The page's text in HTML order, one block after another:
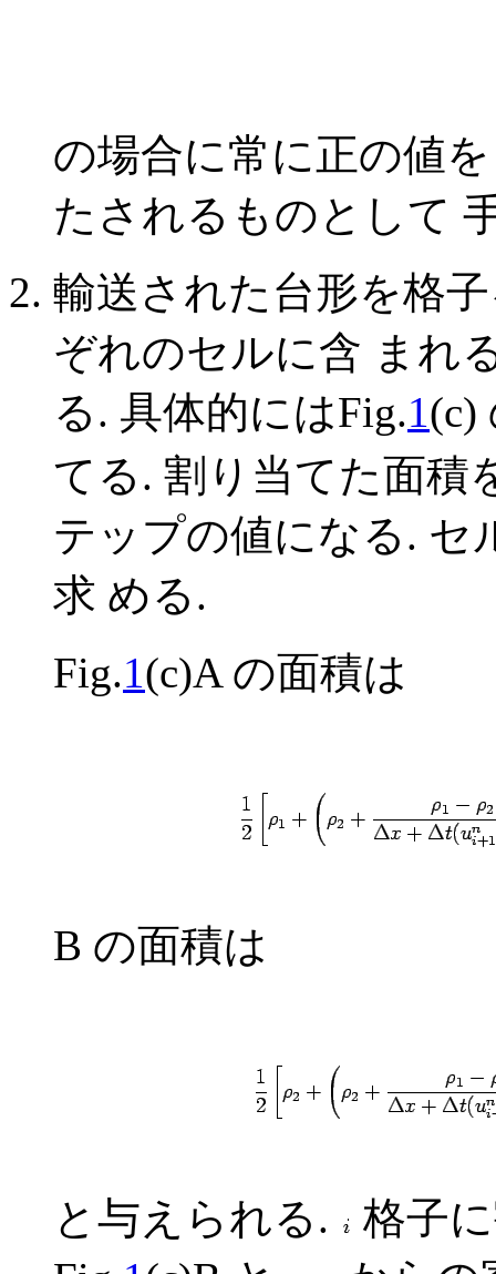
の場合に常に正の値
たされるものとして
輸送された台形を格
ぞれのセルに含 まれ
る. 具体的にはFig.1(c)
てる. 割り当てた面積
テップの値になる. セ
求 める.
Fig.1(c)A の面積は
B の面積は
と与えられる.
格子